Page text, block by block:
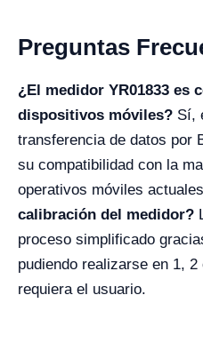
Preguntas
¿El medidor YR01833 es
dispositivos móviles? Sí,
transferencia de datos por
su compatibilidad con la
operativos móviles
calibración del medidor?
proceso simplificado
pudiendo realizarse en 1,
requiera el usuario.